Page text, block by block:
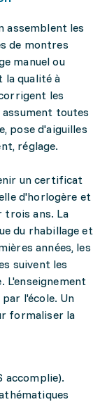
assemblent les
de montres
manuel ou
la qualité à
les
toutes
pose d'aiguilles
réglage.
un certificat
d'horlogère et
trois ans. La
du rhabillage et
années, les
suivent les
L'enseignement
l'école. Un
formaliser la
accomplie).